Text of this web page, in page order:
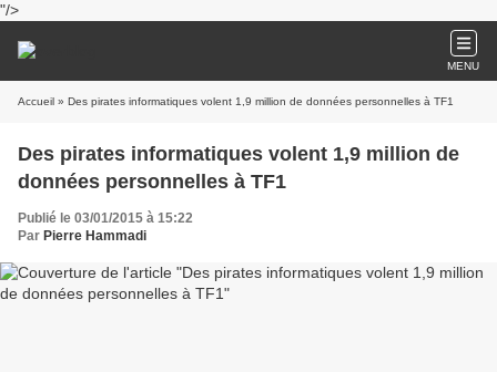
"/>
MENU
Accueil » Des pirates informatiques volent 1,9 million de données personnelles à TF1
Des pirates informatiques volent 1,9 million de
données personnelles à TF1
Publié le 03/01/2015 à 15:22
Par Pierre Hammadi